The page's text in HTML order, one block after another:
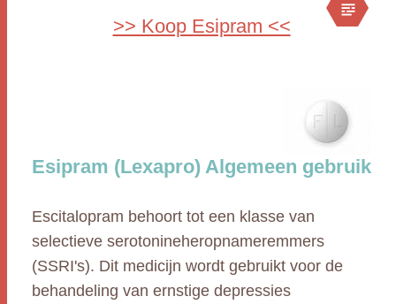
>> Koop Esipram <<
Esipram (Lexapro) Algemeen gebruik
Escitalopram behoort tot een klasse van
selectieve serotonineheropnameremmers
(SSRI's). Dit medicijn wordt gebruikt voor de
behandeling van ernstige depressies